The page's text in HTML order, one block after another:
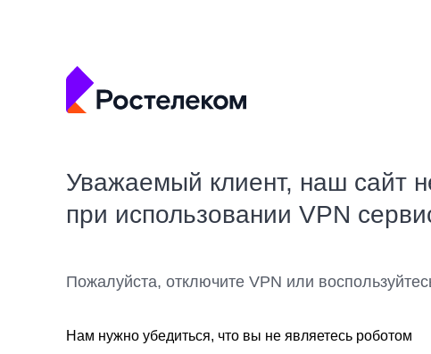
Уважаемый клиент, наш сайт
при использовании VPN
Пожалуйста, отключите VPN или
Нам нужно убедиться, что вы не являетесь роботом